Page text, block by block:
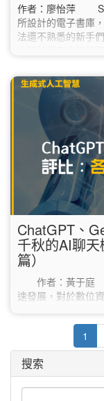
作者：廖怡萍
所設計的電子書庫
法還不熟悉的新手
「Sage Research
「Tools」，下拉
以視覺化的方式
ChatGPT、
千秋的AI聊
篇）
作者：黃于庭
速發展，對於數位
Google Gemini、
Gemini、Copilot
單介紹： 生成式人
DeepMind 和
1
搜索